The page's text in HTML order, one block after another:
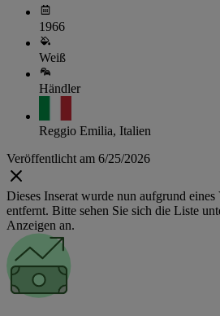
1966
Weiß
Händler
Reggio Emilia, Italien
Veröffentlicht am 6/25/2026
Dieses Inserat wurde nun aufgrund
entfernt. Bitte sehen Sie sich die Liste
Anzeigen an.